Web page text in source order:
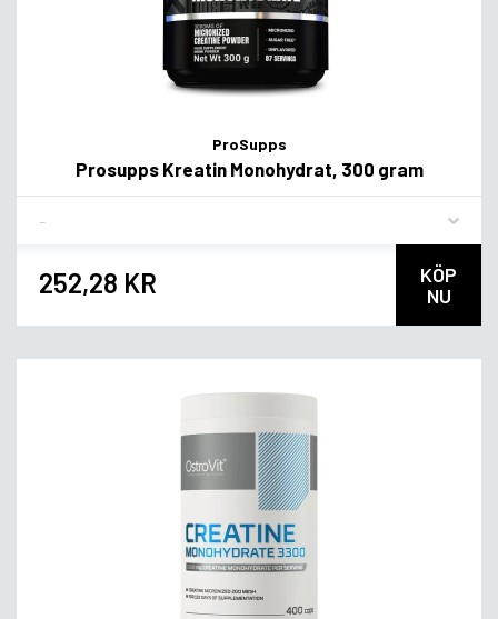
ProSupps
Prosupps Kreatin Monohydrat, 300 gram
252,28 KR
KÖP
NU